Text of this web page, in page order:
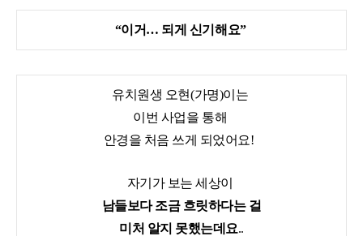
“이거… 되게 신기해요”
유치원생 오현(가명)이는
이번 사업을 통해
안경을 처음 쓰게 되었어요!
자기가 보는 세상이
남들보다 조금 흐릿하다는 걸
미처 알지 못했는데요..